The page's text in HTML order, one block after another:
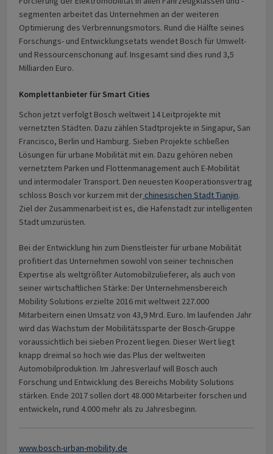
segmenten arbeitet das Unternehmen an der weiteren
Optimierung des Verbrennungsmotors. Rund die Hälfte seines
Forschungs- und Entwicklungsetats wendet Bosch für Umwelt-
und Ressourcenschonung auf. Insgesamt sind dies rund 3,5
Milliarden Euro.
Komplettanbieter für Smart Cities
Schon jetzt verfolgt Bosch weltweit 14 Leitprojekte mit
vernetzten Städten. Dazu zählen Stadtprojekte in Singapur, San
Francisco, Berlin und Hamburg. Sieben Projekte schließen
Lösungen für urbane Mobilität mit ein. Dazu gehören neben
vernetztem Parken und Flottenmanagement auch E-Mobilität
und intermodaler Transport. Den neuesten Kooperationsvertrag
schloss Bosch vor kurzem mit der chinesischen Stadt Tianjin.
Ziel der Zusammenarbeit ist es, die Hafenstadt zur intelligenten
Stadt umzurüsten.
Bei der Entwicklung hin zum Dienstleister für urbane Mobilität
profitiert das Unternehmen sowohl von seiner technischen
Expertise als weltgrößter Automobilzulieferer, als auch von
seiner wirtschaftlichen Stärke: Der Unternehmensbereich
Mobility Solutions erzielte 2016 mit weltweit 227.000
Mitarbeitern einen Umsatz von 43,9 Mrd. Euro. Im laufenden Jahr
wird das Wachstum der Mobilitätssparte der Bosch-Gruppe
voraussichtlich bei sieben Prozent liegen. Dieser Wert liegt
knapp dreimal so hoch wie das Plus der weltweiten
Automobilproduktion. Im Jahresverlauf will Bosch auch
Forschung und Entwicklung des Bereichs Mobility Solutions
stärken. Ende 2017 sollen dort 48.000 Mitarbeiter forschen und
entwickeln, rund 4.000 mehr als zu Jahresbeginn.
www.bosch-urban-mobility.de